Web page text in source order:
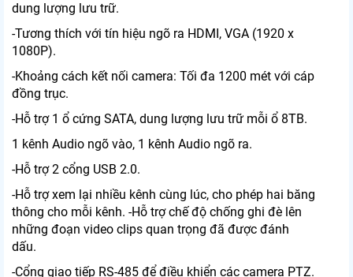
dung lượng lưu trữ.
-Tương thích với tín hiệu ngõ ra HDMI, VGA (1920 x
1080P).
-Khoảng cách kết nối camera: Tối đa 1200 mét với cáp
đồng trục.
-Hỗ trợ 1 ổ cứng SATA, dung lượng lưu trữ mỗi ổ 8TB.
1 kênh Audio ngõ vào, 1 kênh Audio ngõ ra.
-Hỗ trợ 2 cổng USB 2.0.
-Hỗ trợ xem lại nhiều kênh cùng lúc, cho phép hai băng
thông cho mỗi kênh. -Hỗ trợ chế độ chống ghi đè lên
những đoạn video clips quan trọng đã được đánh
dấu.
-Cổng giao tiếp RS-485 để điều khiển các camera PTZ.